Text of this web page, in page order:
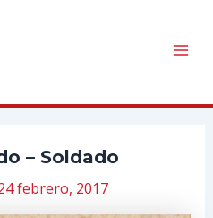
– Soldado
febrero, 2017